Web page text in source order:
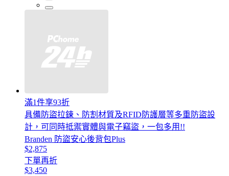
滿1件享93折
具備防盜拉鍊、防割材質及RFID防護層等多重防盜設
計，可同時抵禦實體與電子竊盜，一包多用!!
Branden 防盜安心後背包Plus
$2,875
下單再折
$3,450